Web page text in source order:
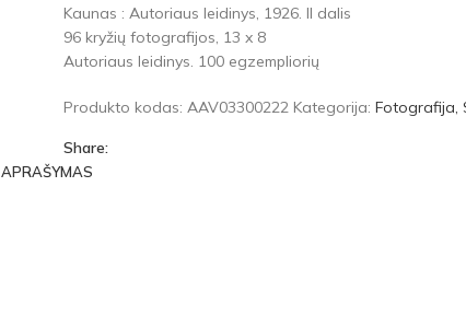
Kaunas : Autoriaus leidinys, 1926. II dalis
96 kryžių fotografijos, 13 x 8
Autoriaus leidinys. 100 egzempliorių
Produkto kodas: AAV03300222 Kategorija: Fotografija,
Share:
APRAŠYMAS